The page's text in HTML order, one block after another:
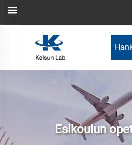
Esikoulun